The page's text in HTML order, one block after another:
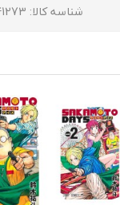
شناسه کالا: 5941273